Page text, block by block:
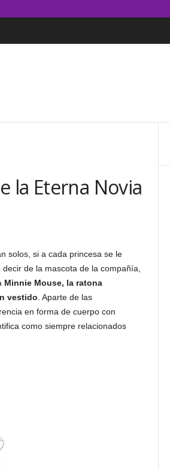
la Eterna Novia
solos, si a cada princesa se le
de la mascota de la compañía,
Minnie Mouse, la ratona
vestido . Aparte de las
en forma de cuerpo con
como siempre relacionados